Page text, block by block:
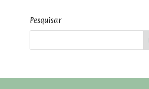
Pesquisar